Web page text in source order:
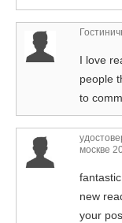
I love
people
to
москве
new
your